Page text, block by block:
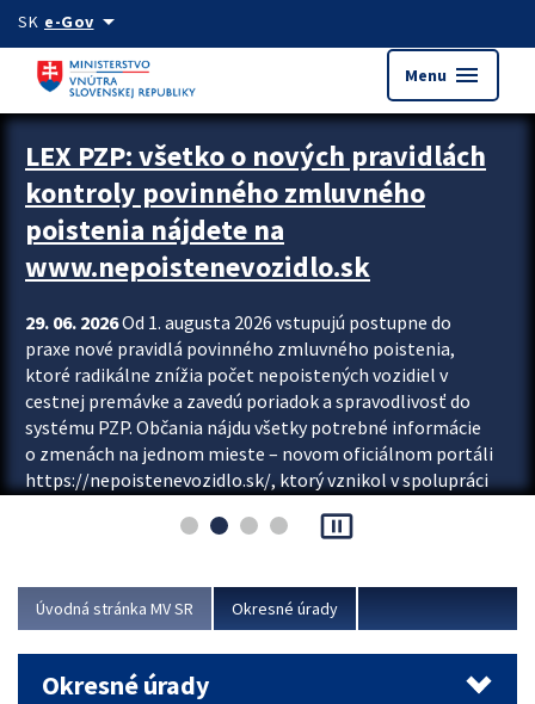
Preskocit na hlavný obsah
SK e-Govarrow_drop_down
Menu menu
Zastavit automatický posun upútavok
LEX PZP: všetko o nových pravidlách
kontroly povinného zmluvného
poistenia nájdete na
www.nepoistenevozidlo.sk
29. 06. 2026Od 1. augusta 2026 vstupujú postupne do
praxe nové pravidlá povinného zmluvného poistenia,
ktoré radikálne znížia počet nepoistených vozidiel v
cestnej premávke a zavedú poriadok a spravodlivosť do
systému PZP. Občania nájdu všetky potrebné informácie
o zmenách na jednom mieste – novom oficiálnom portáli
https://nepoistenevozidlo.sk/, ktorý vznikol v spolupráci
asociácie poisťovní (SLASPO) a Ministerstva vnútra SR.
Viac
pause_presentation
Úvodná stránka MV SR Okresné úrady
Okresné úrady